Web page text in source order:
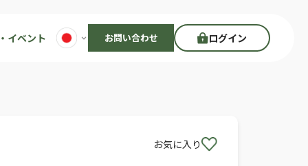
イベント お問い合わせ ログイン
お気に入り